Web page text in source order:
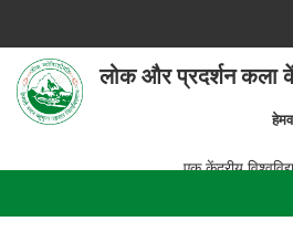
main
content
लोक और प्रदर्शन कला
हेमवती नंदन बहुगुणा
एक केंद्रीय